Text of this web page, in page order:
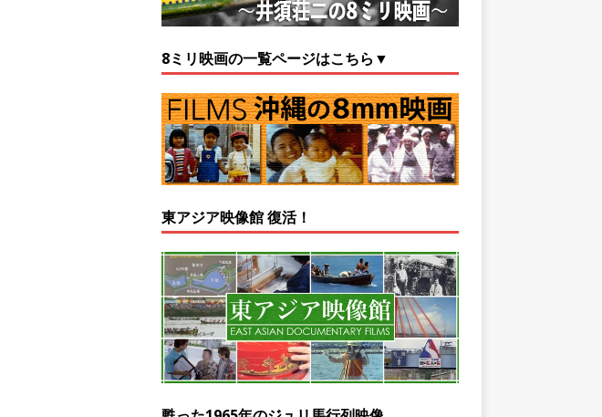
8ミリ映画の一覧ページはこちら▼
東アジア映像館 復活！